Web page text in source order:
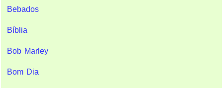
Bebados
Bíblia
Bob Marley
Bom Dia